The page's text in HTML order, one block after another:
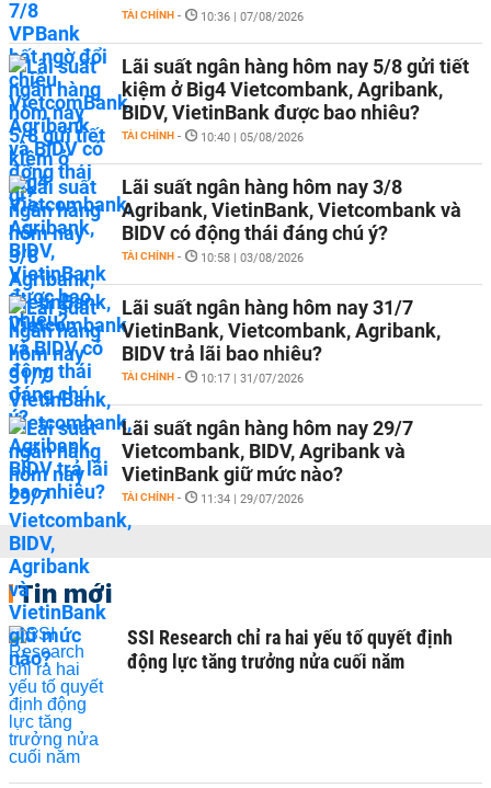
TÀI CHÍNH - 10:36 | 07/08/2026
Lãi suất ngân hàng hôm nay 5/8 gửi tiết
kiệm ở Big4 Vietcombank, Agribank,
BIDV, VietinBank được bao nhiêu?
TÀI CHÍNH - 10:40 | 05/08/2026
Lãi suất ngân hàng hôm nay 3/8
Agribank, VietinBank, Vietcombank và
BIDV có động thái đáng chú ý?
TÀI CHÍNH - 10:58 | 03/08/2026
Lãi suất ngân hàng hôm nay 31/7
VietinBank, Vietcombank, Agribank,
BIDV trả lãi bao nhiêu?
TÀI CHÍNH - 10:17 | 31/07/2026
Lãi suất ngân hàng hôm nay 29/7
Vietcombank, BIDV, Agribank và
VietinBank giữ mức nào?
TÀI CHÍNH - 11:34 | 29/07/2026
Tin mới
SSI Research chỉ ra hai yếu tố quyết định
động lực tăng trưởng nửa cuối năm